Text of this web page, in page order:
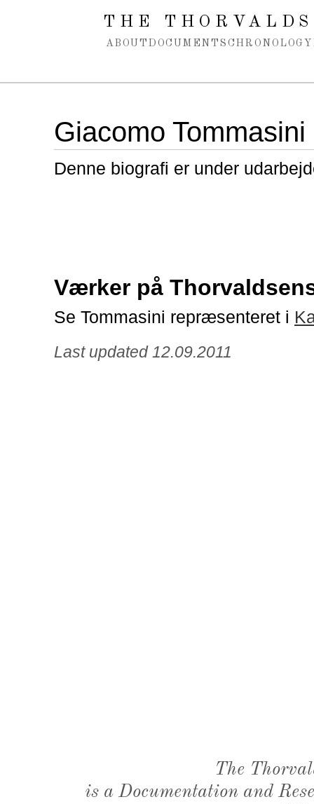
Spring navigation over
THE
ABOUT DOCUMENTS CHRONOLOGY
Giacomo Tommasini
Denne biografi er under
Værker på
Se Tommasini repræsenteret i
Last updated 12.09.2011
The
is a Documentation and